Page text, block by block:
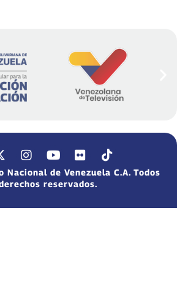
de Venezuela C.A. Todos
reservados.